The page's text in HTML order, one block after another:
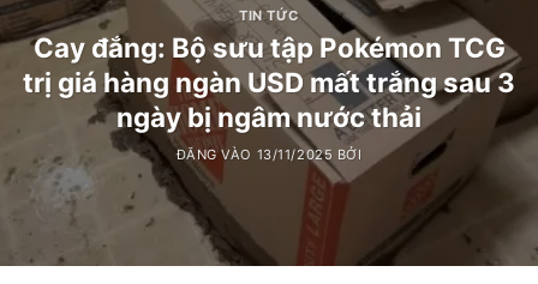
TIN TỨC
Cay đắng: Bộ sưu tập Pokémon TCG
trị giá hàng ngàn USD mất trắng sau 3
ngày bị ngâm nước thải
ĐĂNG VÀO 13/11/2025 BỞI